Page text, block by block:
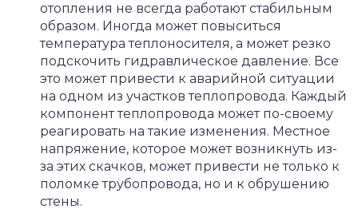
отопления не всегда работают стабильным
образом. Иногда может повыситься
температура теплоносителя, а может резко
подскочить гидравлическое давление. Все
это может привести к аварийной ситуации
на одном из участков теплопровода. Каждый
компонент теплопровода может по-своему
реагировать на такие изменения. Местное
напряжение, которое может возникнуть из-
за этих скачков, может привести не только к
поломке трубопровода, но и к обрушению
стены.